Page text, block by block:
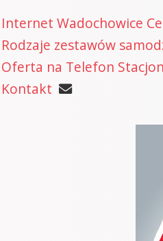
Internet Wadochowice
Rodzaje zestawów
Oferta na Telefon
Kontakt